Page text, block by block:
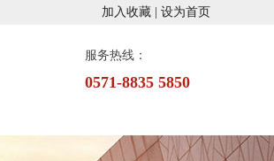
加入收藏 | 设为首页
服务热线：
0571-8835 5850